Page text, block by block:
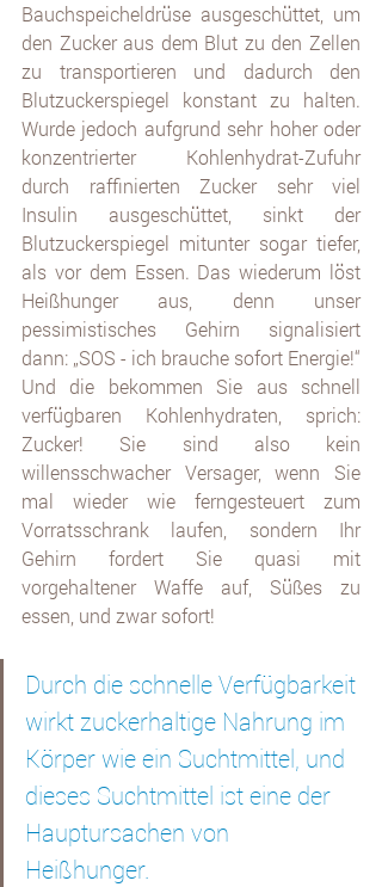
Bauchspeicheldrüse ausgeschüttet, um
den Zucker aus dem Blut zu den Zellen
zu transportieren und dadurch den
Blutzuckerspiegel konstant zu halten.
Wurde jedoch aufgrund sehr hoher oder
konzentrierter Kohlenhydrat-Zufuhr
durch raffinierten Zucker sehr viel
Insulin ausgeschüttet, sinkt der
Blutzuckerspiegel mitunter sogar tiefer,
als vor dem Essen. Das wiederum löst
Heißhunger aus, denn unser
pessimistisches Gehirn signalisiert
dann: „SOS - ich brauche sofort Energie!“
Und die bekommen Sie aus schnell
verfügbaren Kohlenhydraten, sprich:
Zucker! Sie sind also kein
willensschwacher Versager, wenn Sie
mal wieder wie ferngesteuert zum
Vorratsschrank laufen, sondern Ihr
Gehirn fordert Sie quasi mit
vorgehaltener Waffe auf, Süßes zu
essen, und zwar sofort!
Durch die schnelle Verfügbarkeit
wirkt zuckerhaltige Nahrung im
Körper wie ein Suchtmittel, und
dieses Suchtmittel ist eine der
Hauptursachen von
Heißhunger.